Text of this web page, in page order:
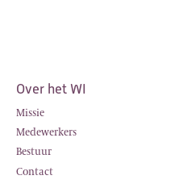
Over het WI
Missie
Medewerkers
Bestuur
Contact